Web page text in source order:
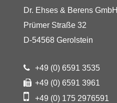
Dr. Ehses & Berens GmbH
Prümer Straße 32
D-54568 Gerolstein
+49 (0) 6591 3535
+49 (0) 6591 3961
+49 (0) 175 2976591